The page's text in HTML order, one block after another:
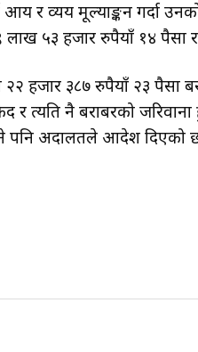
आय र व्यय मूल्याङ्कन गर्दा
लाख ५३ हजार रुपैयाँ १४
हजार ३८७ रुपैयाँ २३ पैसा
र त्यति नै बराबरको
पनि अदालतले आदेश दिएको